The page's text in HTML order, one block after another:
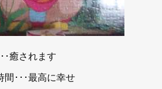
･癒されます
間･･･最高に幸せ